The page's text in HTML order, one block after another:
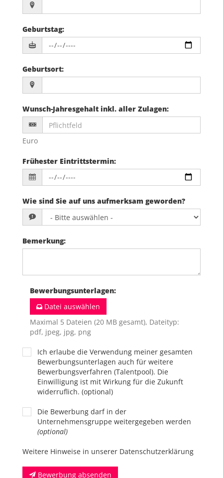
Geburtstag:
Geburtsort:
Wunsch-Jahresgehalt inkl. aller Zulagen:
Euro
Frühester Eintrittstermin:
Wie sind Sie auf uns aufmerksam geworden?
Bemerkung:
Bewerbungsunterlagen:
Datei auswählen
Maximal 5 Dateien (20 MB gesamt), Dateityp:
pdf, jpeg, jpg, png
Ich erlaube die Verwendung meiner gesamten
Bewerbungsunterlagen auch für weitere
Bewerbungsverfahren (Talentpool). Die
Einwilligung ist mit Wirkung für die Zukunft
widerruflich. (optional)
Die Bewerbung darf in der
Unternehmensgruppe weitergegeben werden
(optional)
Weitere Hinweise in unserer Datenschutzerklärung
Bewerbung absenden